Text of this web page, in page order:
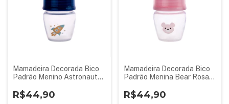
Mamadeira Decorada Bico
Padrão Menino Astronauta
R$44,90
Mamadeira Decorada Bico
Padrão Menina Bear Rosa
R$44,90